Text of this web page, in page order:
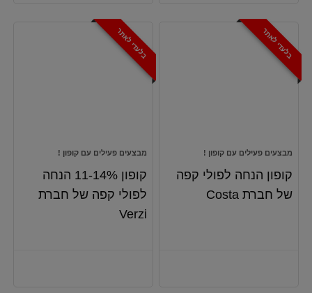
בלעדי לאתר
מבצעים פעילים עם קופון !
קופון הנחה לפולי קפה
של חברת Costa
בלעדי לאתר
מבצעים פעילים עם קופון !
קופון 11-14% הנחה
לפולי קפה של חברת
Verzi